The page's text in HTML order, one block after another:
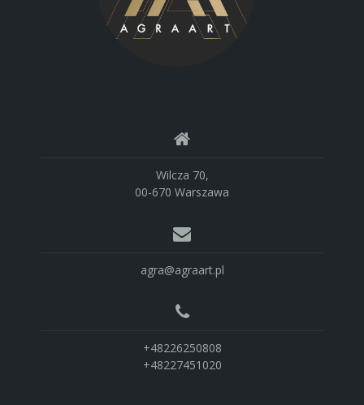
Wilcza 70,
00-670 Warszawa
agra@agraart.pl
+48226250808
+48227451020